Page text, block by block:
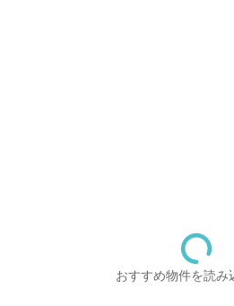
おすすめ物件を読み